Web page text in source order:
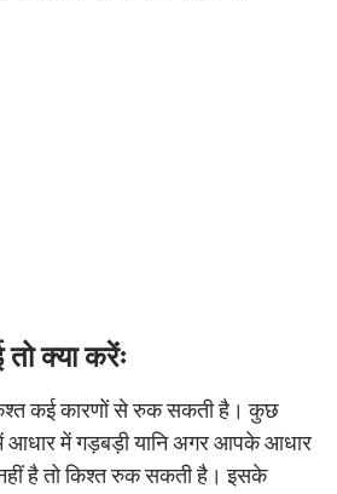
क्या करेंः
कई कारणों से रुक सकती है। कुछ
आधार में गड़बड़ी यानि अगर आपके आधार
है तो किश्त रुक सकती है। इसके